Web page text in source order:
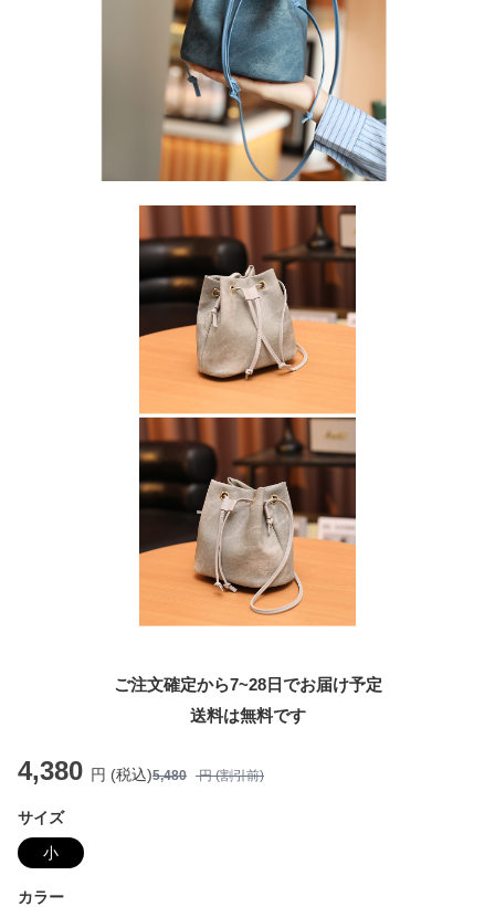
ご注文確定から7~28日でお届け予定
送料は無料です
4,380 円 (税込)5,480 円 (割引前)
サイズ
小
カラー